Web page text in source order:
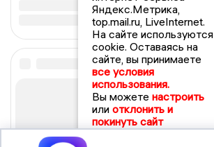
Яндекс.Метрика,
top.mail.ru, LiveInternet.
На сайте используются
cookie. Оставаясь на
сайте, вы принимаете
все условия
использования.
Вы можете настроить
или отклонить и
покинуть сайт